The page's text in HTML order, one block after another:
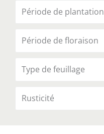
Rosiers
Période de plantation
Période de floraison
Type de feuillage
Rusticité